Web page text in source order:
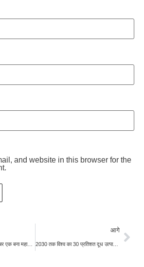
and website in this browser for the
भारत के चीनी उत्पादन में नंबर एक बना महाराष्ट्र
आगे
2030 तक विश्व का 30 प्रतिशत दूध उत्पादन करेगा भारत